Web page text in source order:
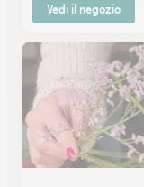
Vedi il negozio